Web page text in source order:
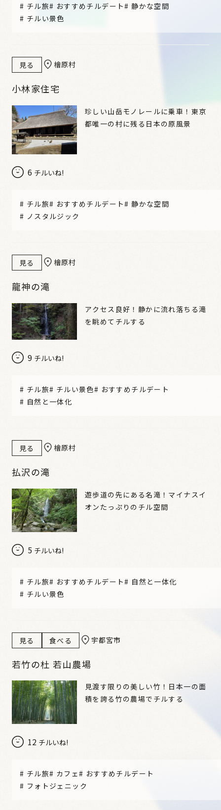
# チル旅# おすすめチルデート#静かな空間
# チルい景色
見る 檜原村
小林家住宅
6 チルいね!
珍しい山岳モノレールに乗車！東京
都唯一の村に残る日本の原風景
# チル旅# おすすめチルデート#静かな空間
# ノスタルジック
見る 檜原村
龍神の滝
9 チルいね!
アクセス良好！静かに流れ落ちる滝
を眺めてチルする
# チル旅# チルい景色# おすすめチルデート
# 自然と一体化
見る 檜原村
払沢の滝
5 チルいね!
遊歩道の先にある名滝！マイナスイ
オンたっぷりのチル空間
# チル旅# おすすめチルデート# 自然と一体化
# チルい景色
見る 食べる 宇都宮市
若竹の杜 若山農場
12 チルいね!
見渡す限りの美しい竹！日本一の面
積を誇る竹の農場でチルする
# チル旅# カフェ# おすすめチルデート
# フォトジェニック